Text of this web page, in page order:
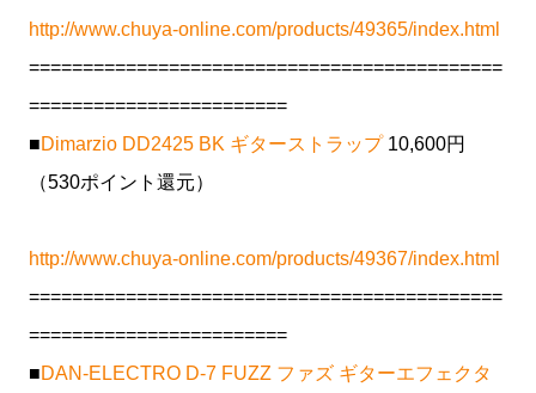
http://www.chuya-online.com/products/49365/index.html
============================================
========================
■Dimarzio DD2425 BK ギターストラップ10,600円
（530ポイント還元）
http://www.chuya-online.com/products/49367/index.html
============================================
========================
■DAN-ELECTRO D-7 FUZZ ファズ ギターエフェクタ